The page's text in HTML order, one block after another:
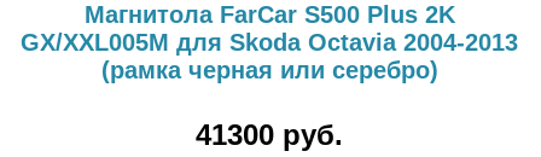
Магнитола FarCar S500 Plus 2K
GX/XXL005M для Skoda Octavia 2004-2013
(рамка черная или серебро)
41300 руб.